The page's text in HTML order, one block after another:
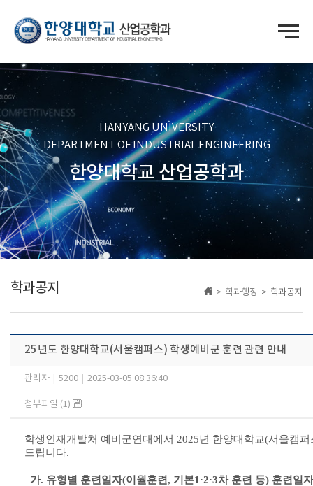
HANYANG UNIVERSITY
DEPARTMENT OF INDUSTRIAL ENGINEERING
한양대학교 산업공학과
학과공지 > 학과행정 > 학과공지
25년도 한양대학교(서울캠퍼스) 학생예비군 훈련 관련 안내
관리자 5200 2025-03-05 08:36:40
첨부파일 (1)
학생인재개발처 예비군연대에서 2025년 한양대학교(서울캠
드립니다.
가. 유형별 훈련일자(이월훈련, 기본1·2·3차 훈련 등) 훈련일자